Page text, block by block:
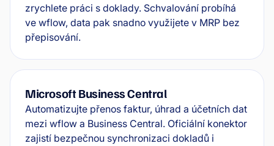
zrychlete práci s doklady. Schvalování probíhá
ve wflow, data pak snadno využijete v MRP bez
přepisování.
Microsoft Business Central
Automatizujte přenos faktur, úhrad a účetních dat
mezi wflow a Business Central. Oficiální konektor
zajistí bezpečnou synchronizaci dokladů i